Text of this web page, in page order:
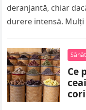
deranjantă, chiar
durere intensă.
Ce